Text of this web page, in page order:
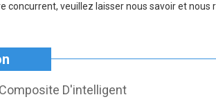
concurrent, veuillez laisser nous savoir et nous
D'intelligent